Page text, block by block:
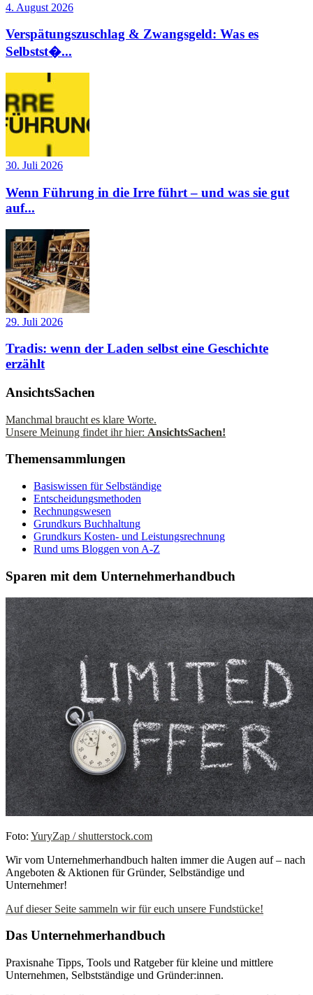
4. August 2026
Verspätungszuschlag & Zwangsgeld: Was es
Selbstst�...
30. Juli 2026
Wenn Führung in die Irre führt – und was sie gut
auf...
29. Juli 2026
Tradis: wenn der Laden selbst eine Geschichte
erzählt
AnsichtsSachen
Manchmal braucht es klare Worte.
Unsere Meinung findet ihr hier: AnsichtsSachen!
Themensammlungen
Basiswissen für Selbständige
Entscheidungsmethoden
Rechnungswesen
Grundkurs Buchhaltung
Grundkurs Kosten- und Leistungsrechnung
Rund ums Bloggen von A-Z
Sparen mit dem Unternehmerhandbuch
Foto: YuryZap / shutterstock.com
Wir vom Unternehmerhandbuch halten immer die Augen auf – nach
Angeboten & Aktionen für Gründer, Selbständige und
Unternehmer!
Auf dieser Seite sammeln wir für euch unsere Fundstücke!
Das Unternehmerhandbuch
Praxisnahe Tipps, Tools und Ratgeber für kleine und mittlere
Unternehmen, Selbstständige und Gründer:innen.